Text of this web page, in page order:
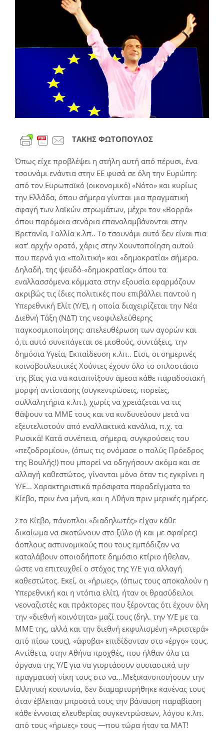
ΤΑΚΗΣ ΦΩΤΟΠΟΥΛΟΣ
Όπως είχε προβλέψει η στήλη αυτή από πέρυσι, ένα
τσουνάμι ενάντια στην ΕΕ φυσά σε όλη την Ευρώπη:
από τoν Ευρωπαϊκό (οικονομικό) «Νότο» και κυρίως
την Ελλάδα, όπου σήμερα γίνεται μια πραγματική
σφαγή των λαϊκών στρωμάτων, μέχρι τον «Βορρά»
όπου παρόμοια σενάρια επαναλαμβάνονται στην
Βρετανία, Γαλλία κ.λπ.. Το τσουνάμι αυτό δεν είναι πια
κατ’ αρχήν ορατό, χάρις στην Χουντοποίηση αυτού
που περνά για «πολιτική» και «δημοκρατία» σήμερα.
Δηλαδή, της ψευδό-«δημοκρατίας» όπου τα
εναλλασσόμενα κόμματα στην εξουσία εφαρμόζουν
ακριβώς τις ίδιες πολιτικές που επιβάλλει παντού η
Υπερεθνική Ελίτ (Υ/Ε), η οποία διαχειρίζεται την Νέα
Διεθνή Τάξη (ΝΔΤ) της νεοφιλελεύθερης
παγκοσμιοποίησης: απελευθέρωση των αγορών και
ό,τι αυτό συνεπάγεται σε μισθούς, συντάξεις, την
δημόσια Υγεία, Εκπαίδευση κ.λπ.. Ετσι, οι σημερινές
κοινοβουλευτικές Χούντες έχουν όλο το οπλοστάσιο
της βίας για να καταπνίξουν άμεσα κάθε παραδοσιακή
μορφή αντίστασης (συγκεντρώσεις, πορείες,
συλλαλητήρια κ.λπ.), χωρίς να χρειάζεται να τις
θάψουν τα ΜΜΕ τους και να κινδυνεύουν μετά να
εξευτελιστούν από εναλλακτικά κανάλια, π.χ. τα
Ρωσικά! Κατά συνέπεια, σήμερα, συγκρούσεις του
«πεζοδρομίου», (όπως τις ονόμασε ο πολύς Πρόεδρος
της Βουλής!) που μπορεί να οδηγήσουν ακόμα και σε
αλλαγή καθεστώτος, γίνονται μόνο όταν τις εγκρίνει η
Υ/Ε… Χαρακτηριστικά πρόσφατα παραδείγματα το
Κίεβο, πριν ένα μήνα, και η Αθήνα πριν μερικές ημέρες.
Στο Κίεβο, πάνοπλοι «διαδηλωτές» είχαν κάθε
δικαίωμα να σκοτώνουν στο ξύλο (ή και με σφαίρες)
άοπλους αστυνομικούς που τους εμπόδιζαν να
καταλάβουν οποιοδήποτε δημόσιο κτίριο ήθελαν,
ώστε να επιτευχθεί ο στόχος της Υ/Ε για αλλαγή
καθεστώτος. Εκεί, οι «ήρωες», (όπως τους αποκαλούν η
Υπερεθνική και η ντόπια ελίτ), ήταν οι θρασύδειλοι
νεοναζιστές και πράκτορες που ξέροντας ότι έχουν όλη
την «διεθνή κοινότητα» μαζί τους (δηλ. την Υ/Ε με τα
ΜΜΕ της, αλλά και την διεθνή εκφυλισμένη «Αριστερά»
από πίσω τους), «άφοβα» επιδίδονταν στο «έργο» τους.
Αντίθετα, στην Αθήνα προχθές, που ήλθαν όλα τα
όργανα της Υ/Ε για να γιορτάσουν ουσιαστικά την
πραγματική νίκη τους στο να…Μεξικανοποιήσουν την
Ελληνική κοινωνία, δεν διαμαρτυρήθηκε κανένας τους
όταν έβλεπαν μπροστά τους την βάναυση παραβίαση
κάθε έννοιας ελευθερίας συγκεντρώσεων, λόγου κ.λπ.
από τους «ήρωες» τους ―που τώρα ήταν τα ΜΑΤ!